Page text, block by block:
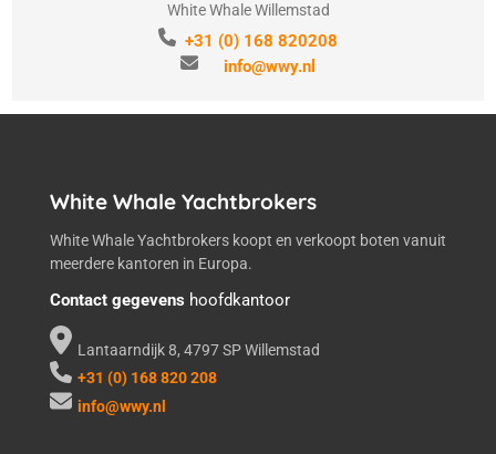
White Whale Willemstad
+31 (0) 168 820208
info@wwy.nl
White Whale Yachtbrokers
White Whale Yachtbrokers koopt en verkoopt boten vanuit
meerdere kantoren in Europa.
Contact gegevens hoofdkantoor
Lantaarndijk 8, 4797 SP Willemstad
+31 (0) 168 820 208
info@wwy.nl